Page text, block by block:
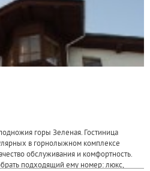
горы Зеленая. Гостиница
в горнолыжном комплексе
обслуживания и комфортность.
подходящий ему номер: люкс,